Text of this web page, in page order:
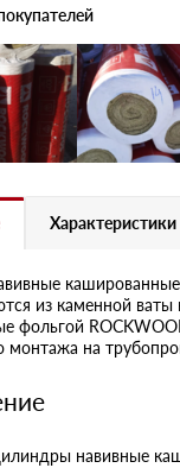
Характеристики
из каменной
фольгой
монтажа на
навивные